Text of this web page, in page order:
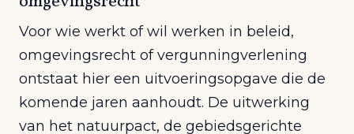
Voor wie werkt of wil werken in beleid,
omgevingsrecht of vergunningverlening
ontstaat hier een uitvoeringsopgave die de
komende jaren aanhoudt. De uitwerking
van het natuurpact, de gebiedsgerichte